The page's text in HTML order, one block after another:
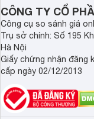
CÔNG TY CỔ
Công cụ so sánh giá
Trụ sở chính: Số 195
Hà Nội
Giấy chứng nhận đăng
cấp ngày 02/12/2013